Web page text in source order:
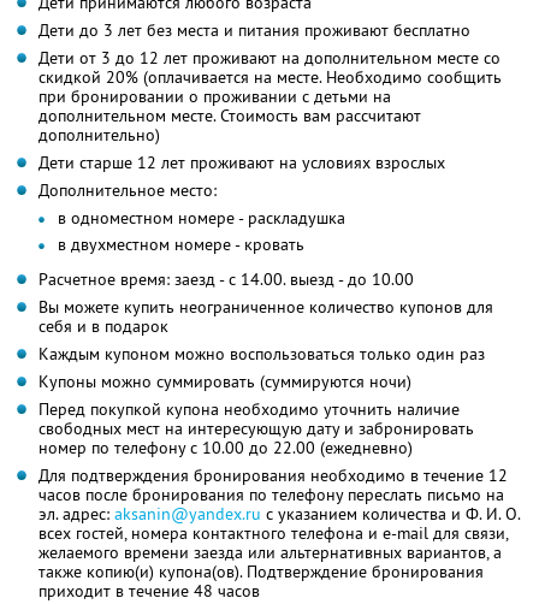
Дети до 3 лет без места и питания проживают бесплатно
Дети от 3 до 12 лет проживают на дополнительном месте со
скидкой 20% (оплачивается на месте. Необходимо сообщить
при бронировании о проживании с детьми на
дополнительном месте. Стоимость вам рассчитают
дополнительно)
Дети старше 12 лет проживают на условиях взрослых
Дополнительное место:
в одноместном номере - раскладушка
в двухместном номере - кровать
Расчетное время: заезд - c 14.00. выезд - до 10.00
Вы можете купить неограниченное количество купонов для
себя и в подарок
Каждым купоном можно воспользоваться только один раз
Купоны можно суммировать (суммируются ночи)
Перед покупкой купона необходимо уточнить наличие
свободных мест на интересующую дату и забронировать
номер по телефону с 10.00 до 22.00 (ежедневно)
Для подтверждения бронирования необходимо в течение 12
часов после бронирования по телефону переслать письмо на
эл. адрес: aksanin@yandex.ru с указанием количества и Ф. И. О.
всех гостей, номера контактного телефона и e-mail для связи,
желаемого времени заезда или альтернативных вариантов, а
также копию(и) купона(ов). Подтверждение бронирования
приходит в течение 48 часов